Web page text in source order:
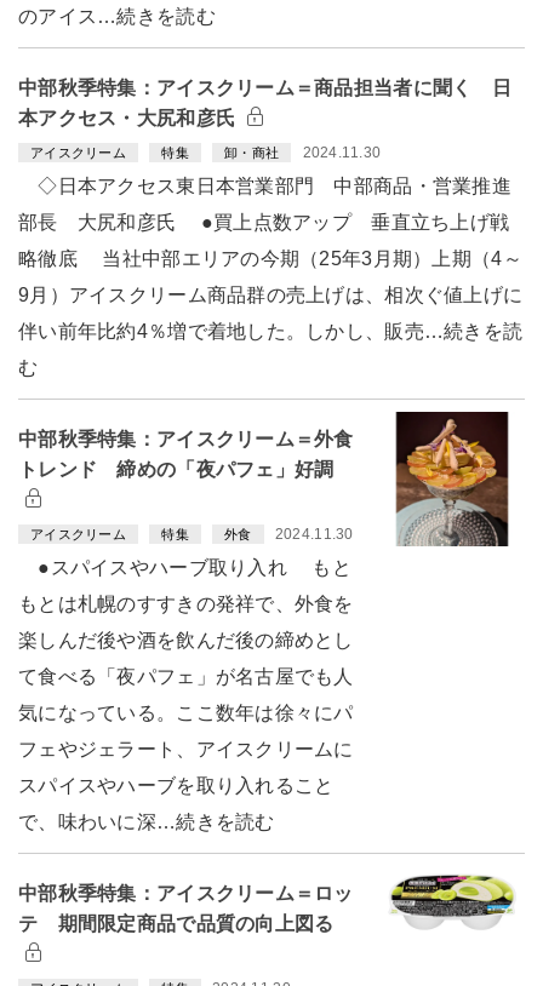
のアイス…続きを読む
中部秋季特集：アイスクリーム＝商品担当者に聞く 日
本アクセス・大尻和彦氏
アイスクリーム 特集 卸・商社 2024.11.30
◇日本アクセス東日本営業部門 中部商品・営業推進
部長 大尻和彦氏 ●買上点数アップ 垂直立ち上げ戦
略徹底 当社中部エリアの今期（25年3月期）上期（4～
9月）アイスクリーム商品群の売上げは、相次ぐ値上げに
伴い前年比約4％増で着地した。しかし、販売…続きを読
む
中部秋季特集：アイスクリーム＝外食
トレンド 締めの「夜パフェ」好調
アイスクリーム 特集 外食 2024.11.30
●スパイスやハーブ取り入れ もと
もとは札幌のすすきの発祥で、外食を
楽しんだ後や酒を飲んだ後の締めとし
て食べる「夜パフェ」が名古屋でも人
気になっている。ここ数年は徐々にパ
フェやジェラート、アイスクリームに
スパイスやハーブを取り入れること
で、味わいに深…続きを読む
中部秋季特集：アイスクリーム＝ロッ
テ 期間限定商品で品質の向上図る